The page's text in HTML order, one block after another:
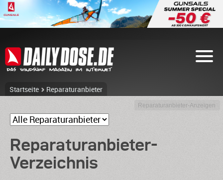
Startseite Reparaturanbieter
Reparaturanbieter-Anzeigen
Reparaturanbieter-
Verzeichnis